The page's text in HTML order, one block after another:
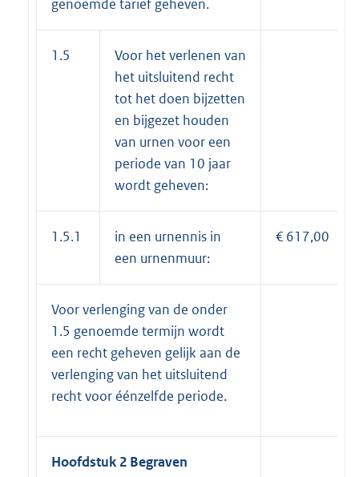
genoemde tarief geheven.
1.5
Voor het verlenen van
het uitsluitend recht
tot het doen bijzetten
en bijgezet houden
van urnen voor een
periode van 10 jaar
wordt geheven:
1.5.1
in een urnennis in
een urnenmuur:
€ 617,00
Voor verlenging van de onder
1.5 genoemde termijn wordt
een recht geheven gelijk aan de
verlenging van het uitsluitend
recht voor éénzelfde periode.
Hoofdstuk 2 Begraven